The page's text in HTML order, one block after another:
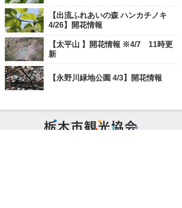
【出流ふれあいの森 ハンカチノキ
4/26】開花情報
【太平山 】開花情報 ※4/7 11時更
新
【永野川緑地公園 4/3】開花情報